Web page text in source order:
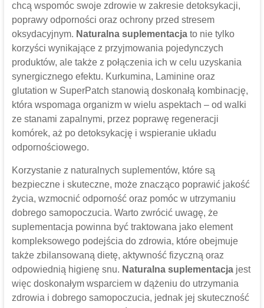
chcą wspomóc swoje zdrowie w zakresie detoksykacji,
poprawy odporności oraz ochrony przed stresem
oksydacyjnym. Naturalna suplementacjato nie tylko
korzyści wynikające z przyjmowania pojedynczych
produktów, ale także z połączenia ich w celu uzyskania
synergicznego efektu. Kurkumina, Laminine oraz
glutation w SuperPatch stanowią doskonałą kombinację,
która wspomaga organizm w wielu aspektach – od walki
ze stanami zapalnymi, przez poprawę regeneracji
komórek, aż po detoksykację i wspieranie układu
odpornościowego.
Korzystanie z naturalnych suplementów, które są
bezpieczne i skuteczne, może znacząco poprawić jakość
życia, wzmocnić odporność oraz pomóc w utrzymaniu
dobrego samopoczucia. Warto zwrócić uwagę, że
suplementacja powinna być traktowana jako element
kompleksowego podejścia do zdrowia, które obejmuje
także zbilansowaną dietę, aktywność fizyczną oraz
odpowiednią higienę snu. Naturalna suplementacjajest
więc doskonałym wsparciem w dążeniu do utrzymania
zdrowia i dobrego samopoczucia, jednak jej skuteczność